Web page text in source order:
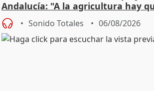
Andalucía: "A la agricultura hay
Sonido Totales 06/08/2026